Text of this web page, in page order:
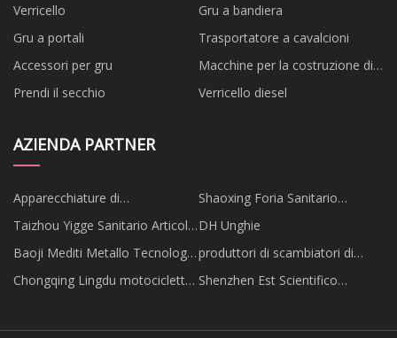
Verricello
Gru a bandiera
Gru a portali
Trasportatore a cavalcioni
Accessori per gru
Macchine per la costruzione di
ponti
Prendi il secchio Verricello diesel
AZIENDA PARTNER
Apparecchiature di
refrigerazione RicoM Nanjing
Shaoxing Foria Sanitario
Taizhou Yigge Sanitario Articoli
Tecnologia Co., Ltd.
DH Unghie
Baoji Mediti Metallo Tecnologia
produttori di scambiatori di
calore a fascio tubiero
Chongqing Lingdu motocicletta
Shenzhen Est Scientifico